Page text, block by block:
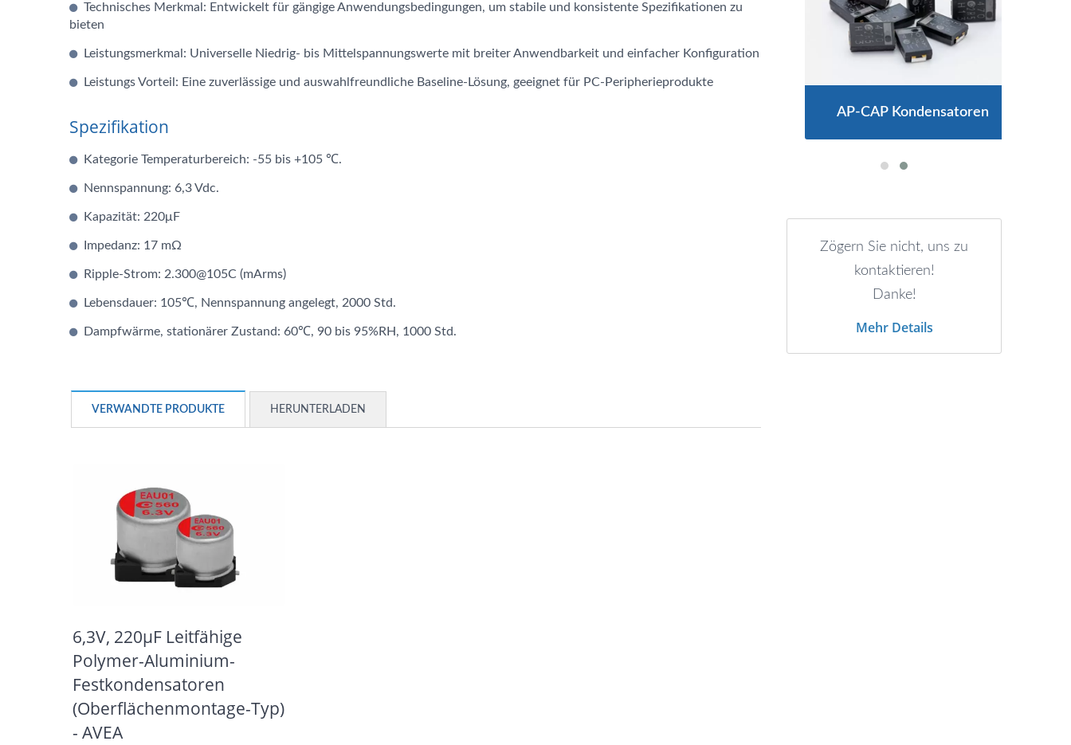
Technisches Merkmal: Entwickelt für gängige Anwendungsbedingungen, um stabile und konsistente Spezifikationen zu
bieten
Leistungsmerkmal: Universelle Niedrig- bis Mittelspannungswerte mit breiter Anwendbarkeit und einfacher Konfiguration
Leistungs Vorteil: Eine zuverlässige und auswahlfreundliche Baseline-Lösung, geeignet für PC-Peripherieprodukte
Spezifikation
Kategorie Temperaturbereich: -55 bis +105 ℃.
Nennspannung: 6,3 Vdc.
Kapazität: 220μF
Impedanz: 17 mΩ
Ripple-Strom: 2.300@105C (mArms)
Lebensdauer: 105℃, Nennspannung angelegt, 2000 Std.
Dampfwärme, stationärer Zustand: 60℃, 90 bis 95%RH, 1000 Std.
VERWANDTE PRODUKTE HERUNTERLADEN
6,3V, 220μF Leitfähige
Polymer-Aluminium-
Festkondensatoren
(Oberflächenmontage-Typ)
- AVEA
AP-CAP Kondensatoren
Zögern Sie nicht, uns zu
kontaktieren!
Danke!
Mehr Details